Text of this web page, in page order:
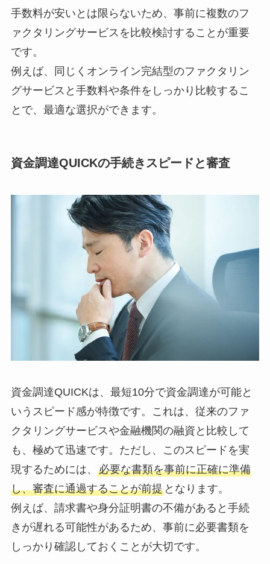
手数料が安いとは限らないため、事前に複数のフ
ァクタリングサービスを比較検討することが重要
です。
例えば、同じくオンライン完結型のファクタリン
グサービスと手数料や条件をしっかり比較するこ
とで、最適な選択ができます。
資金調達QUICKの手続きスピードと審査
資金調達QUICKは、最短10分で資金調達が可能と
いうスピード感が特徴です。これは、従来のファ
クタリングサービスや金融機関の融資と比較して
も、極めて迅速です。ただし、このスピードを実
現するためには、 必要な書類を事前に正確に準備
し、審査に通過することが前提となります。
例えば、請求書や身分証明書の不備があると手続
きが遅れる可能性があるため、事前に必要書類を
しっかり確認しておくことが大切です。